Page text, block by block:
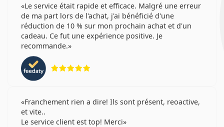
Le service était rapide et efficace. Malgré une erreur
de ma part lors de l'achat, j'ai bénéficié d'une
réduction de 10 % sur mon prochain achat et d'un
cadeau. Ce fut une expérience positive. Je
recommande.
Franchement rien a dire! Ils sont présent, reoactive,
et vite..
Le service client est top! Merci